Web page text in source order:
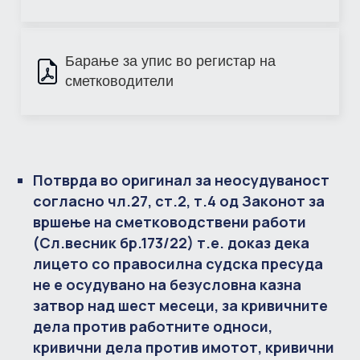
Барање за упис во регистар на
сметководители
Потврда во оригинал за неосудуваност
согласно чл.27, ст.2, т.4 од Законот за
вршење на сметководствени работи
(Сл.весник бр.173/22) т.е. доказ дека
лицето со правосилна судска пресуда
не е осудувано на безусловна казна
затвор над шест месеци, за кривичните
дела против работните односи,
кривични дела против имотот, кривични